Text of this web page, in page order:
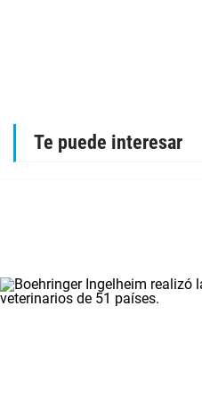
Te puede interesar